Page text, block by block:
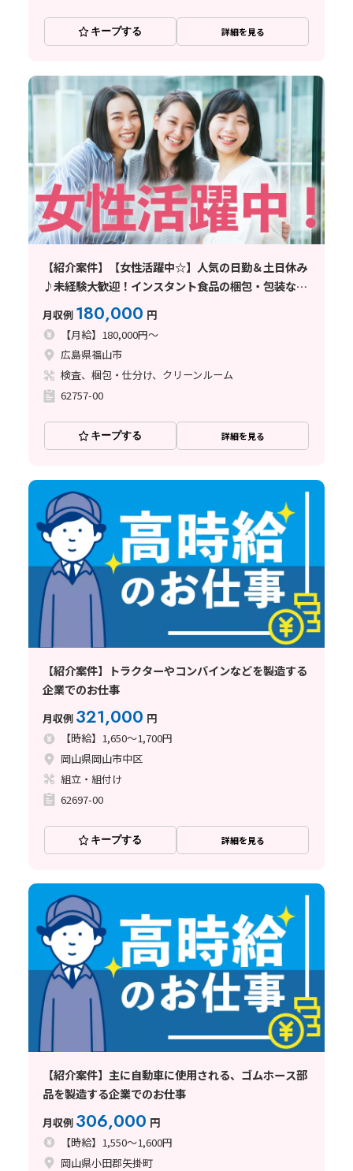
キープする 詳細を見る
【紹介案件】【女性活躍中☆】人気の日勤＆土日休み
♪未経験大歓迎！インスタント食品の梱包・包装など
月収例 180,000 円
【月給】180,000円～
広島県福山市
検査、梱包・仕分け、クリーンルーム
62757-00
キープする 詳細を見る
【紹介案件】トラクターやコンバインなどを製造する
企業でのお仕事
月収例 321,000 円
【時給】1,650～1,700円
岡山県岡山市中区
組立・組付け
62697-00
キープする 詳細を見る
【紹介案件】主に自動車に使用される、ゴムホース部
品を製造する企業でのお仕事
月収例 306,000 円
【時給】1,550～1,600円
岡山県小田郡矢掛町